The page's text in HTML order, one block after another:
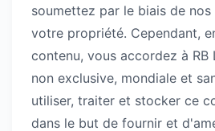
soumettez par le biais de
votre propriété. Cependant,
contenu, vous accordez à RB
non exclusive, mondiale et
utiliser, traiter et stocker ce
dans le but de fournir et